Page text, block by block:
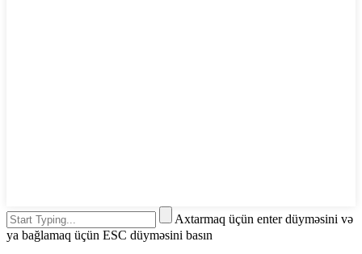
Axtarmaq üçün enter düyməsini və
ya bağlamaq üçün ESC düyməsini basın